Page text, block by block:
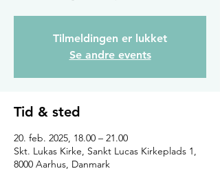
Tilmeldingen er lukket
Se andre events
Tid & sted
20. feb. 2025, 18.00 – 21.00
Skt. Lukas Kirke, Sankt Lucas Kirkeplads 1,
8000 Aarhus, Danmark